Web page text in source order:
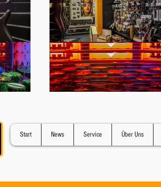
Start News Service Über Uns